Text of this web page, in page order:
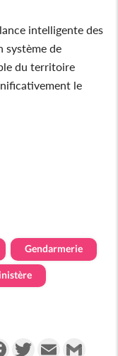
intelligente des
système de
du territoire
le
Gendarmerie
FacebookTwitterEmail